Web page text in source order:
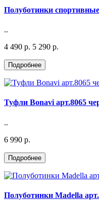
Полуботинки
..
4 490 р. 5 290 р.
Туфли Bonavi арт.8065
..
6 990 р.
Полуботинки Madella